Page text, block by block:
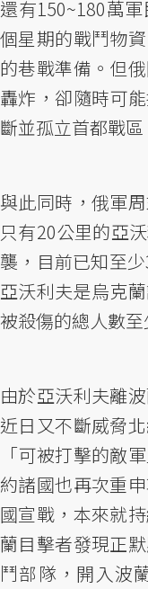
還有150~180萬
個星期的戰鬥物
的巷戰準備。但
轟炸，卻隨時可
斷並孤立首都戰區
與此同時，俄軍
只有20公里的亞
襲，目前已知至
亞沃利夫是烏克
被殺傷的總人數至
由於亞沃利夫離
近日又不斷威脅
「可被打擊的敵
約諸國也再次重
國宣戰，本來就
蘭目擊者發現正
鬥部隊，開入波